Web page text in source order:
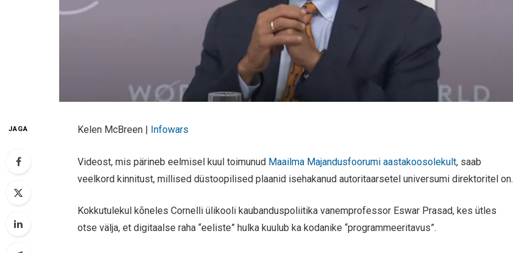
JAGA Kelen McBreen | Infowars
Videost, mis pärineb eelmisel kuul toimunud Maailma Majandusfoorumi aastakoosolekult, saab
veelkord kinnitust, millised düstoopilised plaanid isehakanud autoritaarsetel universumi direktoritel on.
Kokkutulekul kõneles Cornelli ülikooli kaubanduspoliitika vanemprofessor Eswar Prasad, kes ütles
otse välja, et digitaalse raha “eeliste” hulka kuulub ka kodanike “programmeeritavus”.